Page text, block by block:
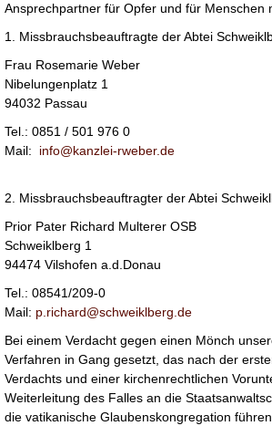
Ansprechpartner für Opfer und für Menschen
1. Missbrauchsbeauftragte der Abtei
Frau Rosemarie Weber
Nibelungenplatz 1
94032 Passau
Tel.: 0851 / 501 976 0
Mail: info@kanzlei-rweber.de
2. Missbrauchsbeauftragter der Abtei
Prior Pater Richard Multerer OSB
Schweiklberg 1
94474 Vilshofen a.d.Donau
Tel.: 08541/209-0
Mail: p.richard@schweiklberg.de
Bei einem Verdacht gegen einen Mönch
Verfahren in Gang gesetzt, das nach der
Verdachts und einer kirchenrechtlichen
Weiterleitung des Falles an die
die vatikanische Glaubenskongregation